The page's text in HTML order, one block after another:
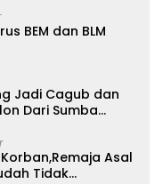
BEM dan BLM
Jadi Cagub dan
Dari Sumba
Asal
Tidak